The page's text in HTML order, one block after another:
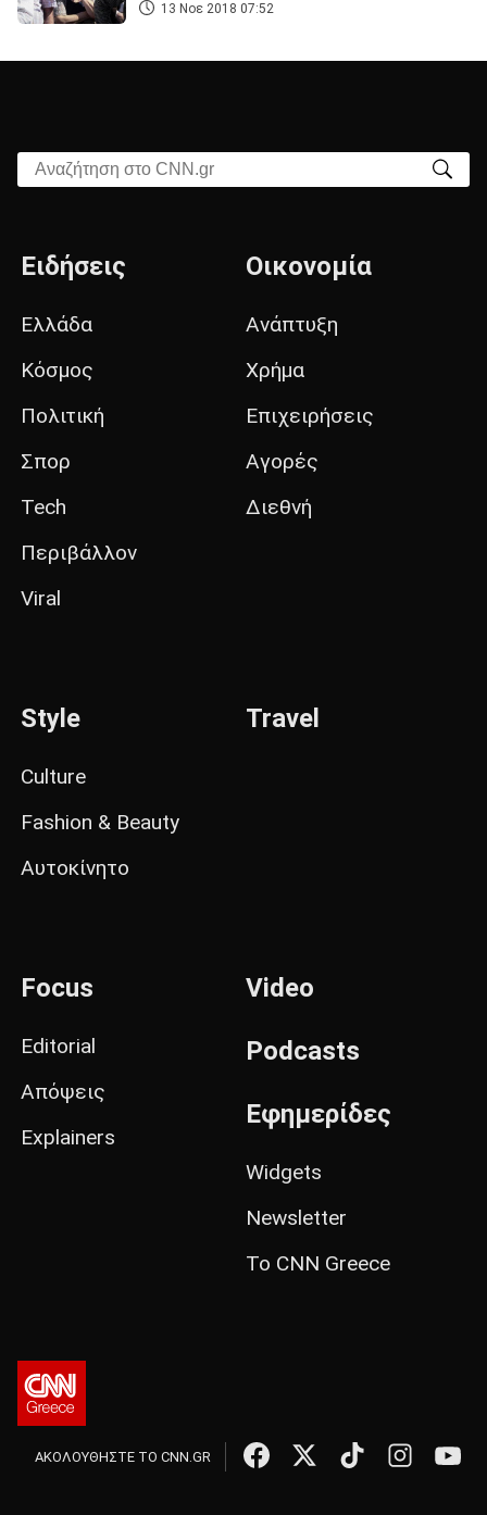
13 Νοε 2018 07:52
Αναζήτηση στο CNN.gr
Ειδήσεις
Ελλάδα
Κόσμος
Πολιτική
Σπορ
Tech
Περιβάλλον
Viral
Οικονομία
Ανάπτυξη
Χρήμα
Επιχειρήσεις
Αγορές
Διεθνή
Style
Culture
Fashion & Beauty
Αυτοκίνητο
Travel
Focus
Editorial
Απόψεις
Explainers
Video
Podcasts
Εφημερίδες
Widgets
Newsletter
Το CNN Greece
ΑΚΟΛΟΥΘΗΣΤΕ ΤΟ CNN.GR